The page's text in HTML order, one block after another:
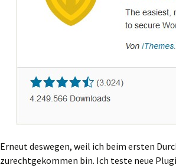
Erneut deswegen, weil ich beim ersten
zurechtgekommen bin. Ich teste neue